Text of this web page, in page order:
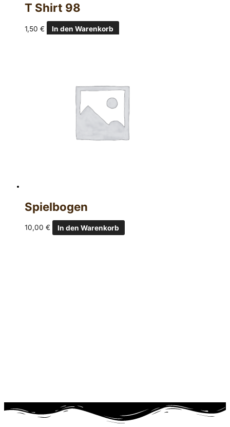
T Shirt 98
1,50 € In den Warenkorb
Spielbogen
10,00 € In den Warenkorb